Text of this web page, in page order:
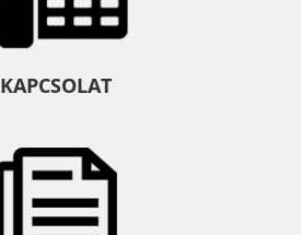
KAPCSOLAT